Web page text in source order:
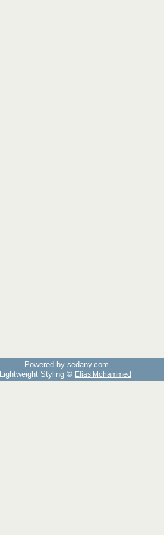
Powered by sedany.com
Lightweight Styling © Elias Mohammed